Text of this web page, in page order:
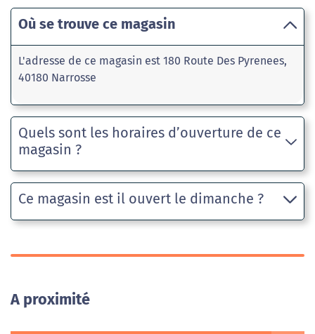
Où se trouve ce magasin
L'adresse de ce magasin est 180 Route Des Pyrenees,
40180 Narrosse
Quels sont les horaires d’ouverture de ce
magasin ?
Ce magasin est il ouvert le dimanche ?
A proximité